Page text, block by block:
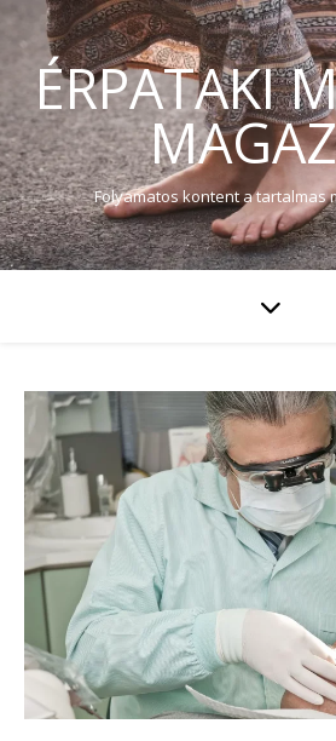
ÉRPATAKI
Folyamatos kontent a tartalmas